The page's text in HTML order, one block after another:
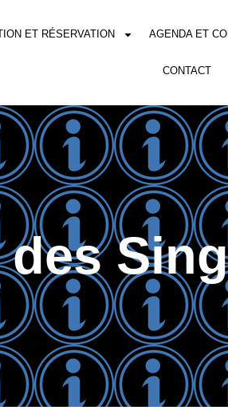
ET RÉSERVATION AGENDA ET
CONTACT